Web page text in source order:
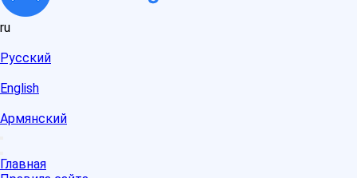
ru
Русский
English
Армянский
Главная